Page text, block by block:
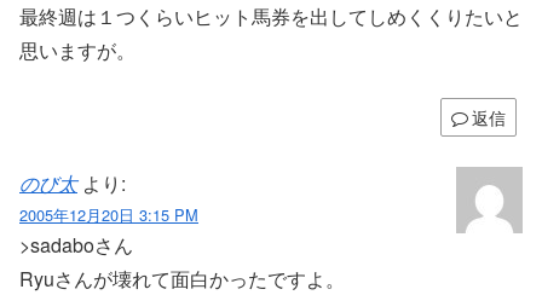
最終週は１つくらいヒット馬券を出してしめくくりたいと
思いますが。
返信
のび太 より:
2005年12月20日 3:15 PM
>sadaboさん
Ryuさんが壊れて面白かったですよ。